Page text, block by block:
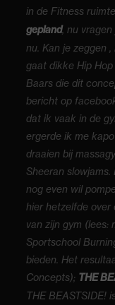
in de Fitness ruimte.
gepland, nu
nu. Kan je zeggen
gaat dikke Hip
Baars die dit
bericht op
dat ik vaak in de
ergerde ik me
draaien bij
Sheeran
nog even wil
hier hetzelfde over
van zijn gym (lees:
Sportschool
bieden. Het
Concepts); THE
THE BEASTSIDE!